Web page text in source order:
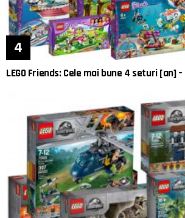
LEGO Friends: Cele mai bune 4 seturi [an]